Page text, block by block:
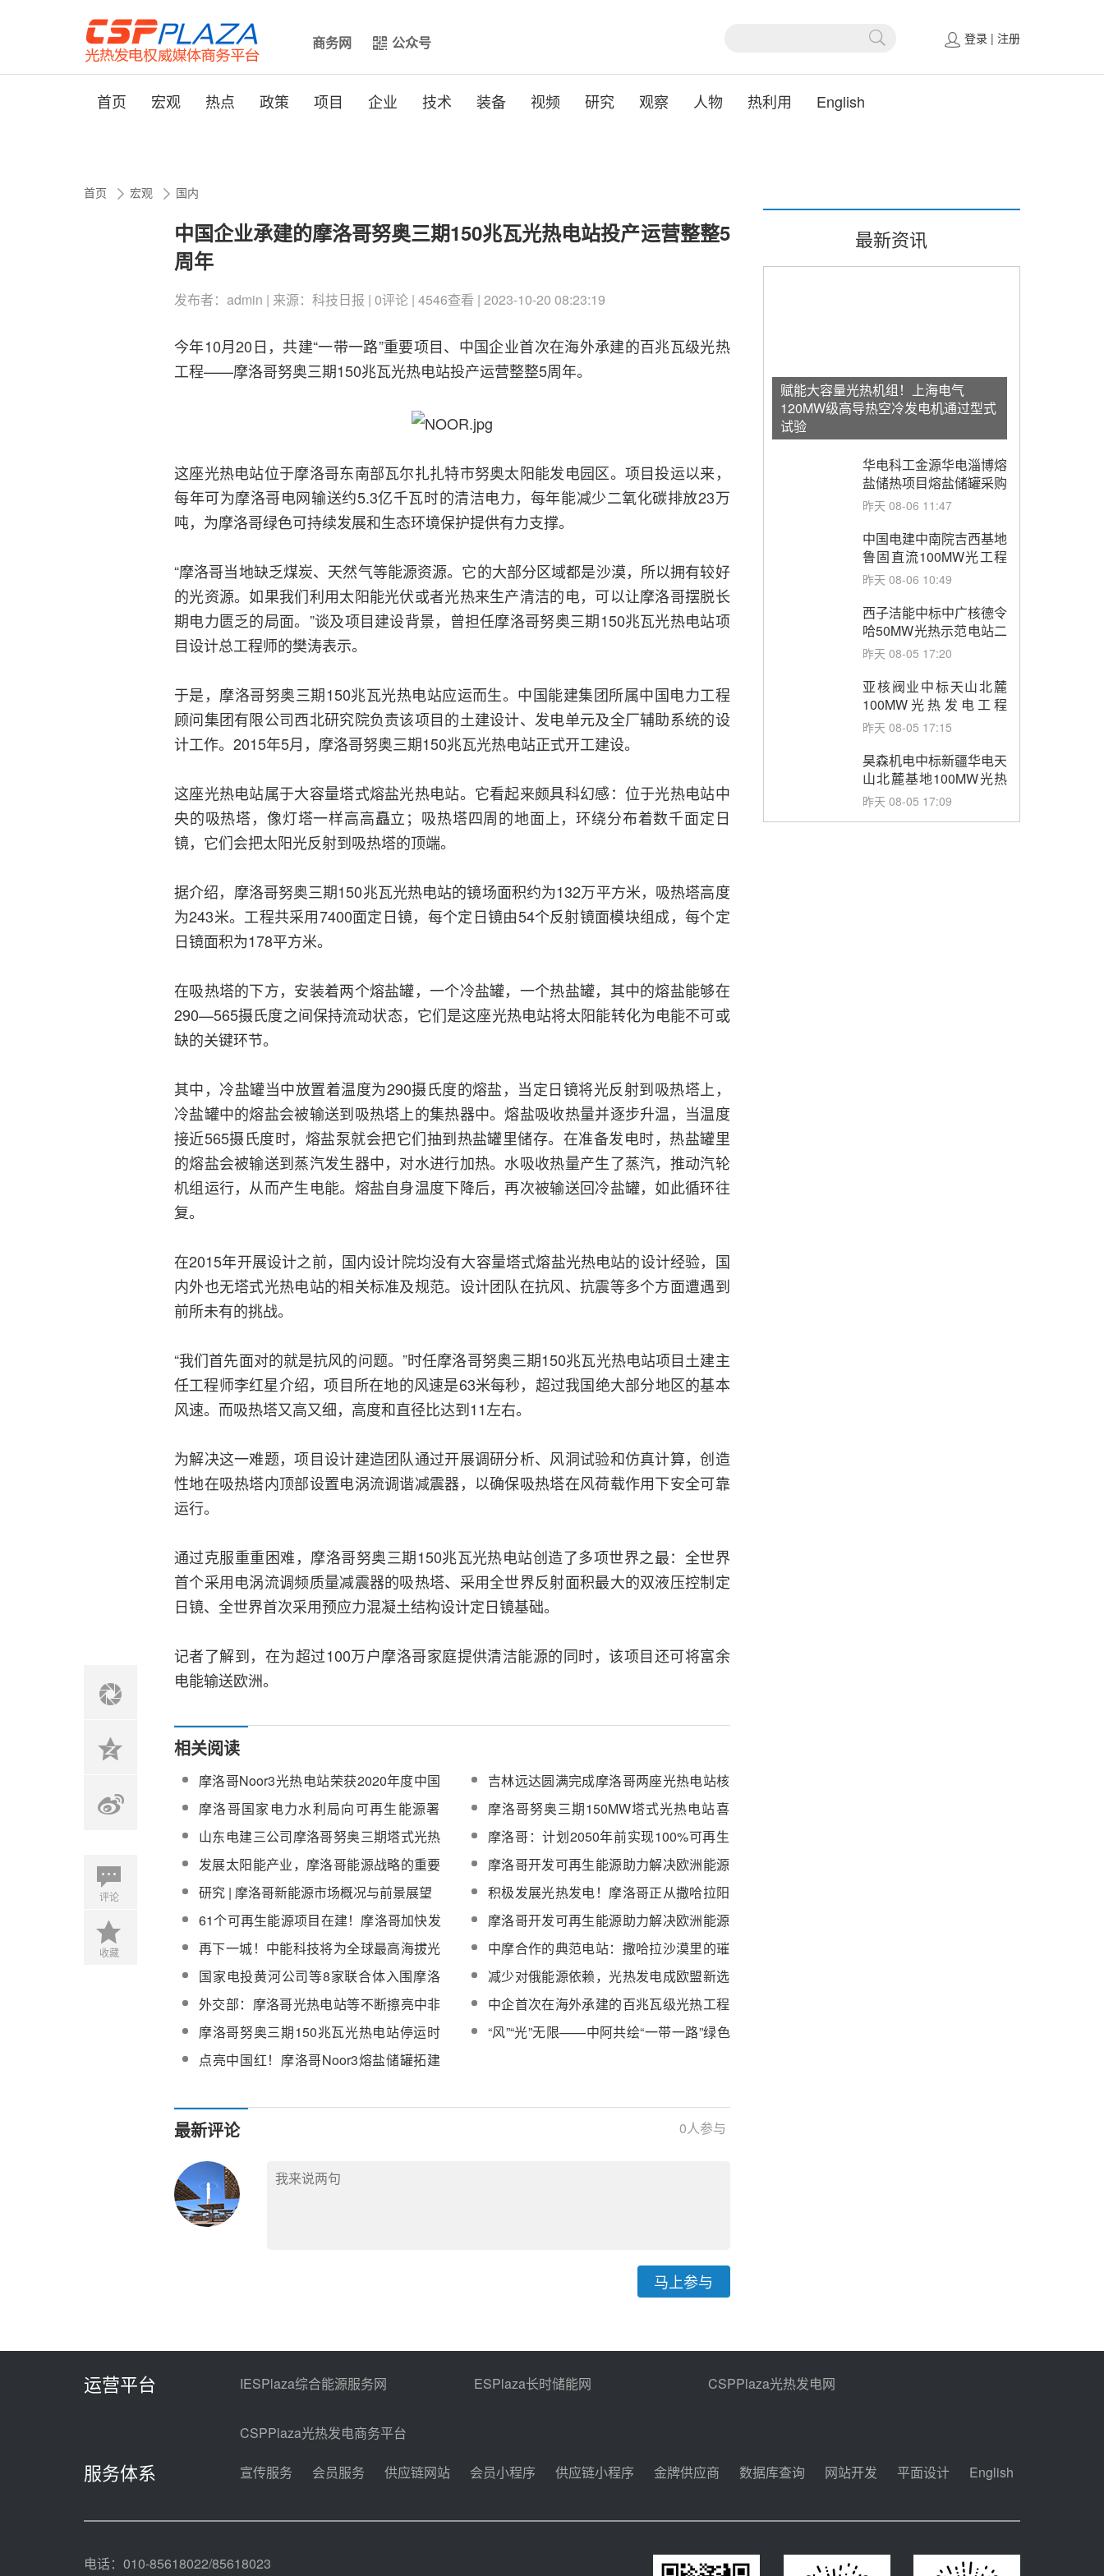
商务网 公众号 登录 | 注册
首页 宏观 热点 政策 项目 企业 技术 装备 视频 研究 观察 人物 热利用 English
首页 宏观 国内
中国企业承建的摩洛哥努奥三期150兆瓦光热电站投产运营整整5
周年
发布者：admin | 来源：科技日报 | 0评论 | 4546查看 | 2023-10-20 08:23:19
今年10月20日，共建“一带一路”重要项目、中国企业首次在海外承建的百兆瓦级光热
工程——摩洛哥努奥三期150兆瓦光热电站投产运营整整5周年。
这座光热电站位于摩洛哥东南部瓦尔扎扎特市努奥太阳能发电园区。项目投运以来，
每年可为摩洛哥电网输送约5.3亿千瓦时的清洁电力，每年能减少二氧化碳排放23万
吨，为摩洛哥绿色可持续发展和生态环境保护提供有力支撑。
“摩洛哥当地缺乏煤炭、天然气等能源资源。它的大部分区域都是沙漠，所以拥有较好
的光资源。如果我们利用太阳能光伏或者光热来生产清洁的电，可以让摩洛哥摆脱长
期电力匮乏的局面。”谈及项目建设背景，曾担任摩洛哥努奥三期150兆瓦光热电站项
目设计总工程师的樊涛表示。
于是，摩洛哥努奥三期150兆瓦光热电站应运而生。中国能建集团所属中国电力工程
顾问集团有限公司西北研究院负责该项目的土建设计、发电单元及全厂辅助系统的设
计工作。2015年5月，摩洛哥努奥三期150兆瓦光热电站正式开工建设。
这座光热电站属于大容量塔式熔盐光热电站。它看起来颇具科幻感：位于光热电站中
央的吸热塔，像灯塔一样高高矗立；吸热塔四周的地面上，环绕分布着数千面定日
镜，它们会把太阳光反射到吸热塔的顶端。
据介绍，摩洛哥努奥三期150兆瓦光热电站的镜场面积约为132万平方米，吸热塔高度
为243米。工程共采用7400面定日镜，每个定日镜由54个反射镜面模块组成，每个定
日镜面积为178平方米。
在吸热塔的下方，安装着两个熔盐罐，一个冷盐罐，一个热盐罐，其中的熔盐能够在
290—565摄氏度之间保持流动状态，它们是这座光热电站将太阳能转化为电能不可或
缺的关键环节。
其中，冷盐罐当中放置着温度为290摄氏度的熔盐，当定日镜将光反射到吸热塔上，
冷盐罐中的熔盐会被输送到吸热塔上的集热器中。熔盐吸收热量并逐步升温，当温度
接近565摄氏度时，熔盐泵就会把它们抽到热盐罐里储存。在准备发电时，热盐罐里
的熔盐会被输送到蒸汽发生器中，对水进行加热。水吸收热量产生了蒸汽，推动汽轮
机组运行，从而产生电能。熔盐自身温度下降后，再次被输送回冷盐罐，如此循环往
复。
在2015年开展设计之前，国内设计院均没有大容量塔式熔盐光热电站的设计经验，国
内外也无塔式光热电站的相关标准及规范。设计团队在抗风、抗震等多个方面遭遇到
前所未有的挑战。
“我们首先面对的就是抗风的问题。”时任摩洛哥努奥三期150兆瓦光热电站项目土建主
任工程师李红星介绍，项目所在地的风速是63米每秒，超过我国绝大部分地区的基本
风速。而吸热塔又高又细，高度和直径比达到11左右。
为解决这一难题，项目设计建造团队通过开展调研分析、风洞试验和仿真计算，创造
性地在吸热塔内顶部设置电涡流调谐减震器，以确保吸热塔在风荷载作用下安全可靠
运行。
通过克服重重困难，摩洛哥努奥三期150兆瓦光热电站创造了多项世界之最：全世界
首个采用电涡流调频质量减震器的吸热塔、采用全世界反射面积最大的双液压控制定
日镜、全世界首次采用预应力混凝土结构设计定日镜基础。
记者了解到，在为超过100万户摩洛哥家庭提供清洁能源的同时，该项目还可将富余
电能输送欧洲。
评论
收藏
相关阅读
摩洛哥Noor3光热电站荣获2020年度中国
电力优质工程（境外）奖项
吉林远达圆满完成摩洛哥两座光热电站核
心系统建设安装任务并获高度认可
摩洛哥国家电力水利局向可再生能源署
MASEN移交所有新能源项目
摩洛哥努奥三期150MW塔式光热电站喜
获国家优质工程金奖
山东电建三公司摩洛哥努奥三期塔式光热
电站项目纪实
摩洛哥：计划2050年前实现100%可再生
能源供电
发展太阳能产业，摩洛哥能源战略的重要
一环
摩洛哥开发可再生能源助力解决欧洲能源
危机
研究 | 摩洛哥新能源市场概况与前景展望
积极发展光热发电！摩洛哥正从撒哈拉阳
光中获益
61个可再生能源项目在建！摩洛哥加快发
展可再生能源
摩洛哥开发可再生能源助力解决欧洲能源
危机
再下一城！中能科技将为全球最高海拔光
热发电项目供应5600吨导热油
中摩合作的典范电站：撒哈拉沙漠里的璀
璨明珠
国家电投黄河公司等8家联合体入围摩洛
哥400MW光储项目招标
减少对俄能源依赖，光热发电成欧盟新选
项
外交部：摩洛哥光热电站等不断擦亮中非
高质量共建“一带一路”金字招牌
中企首次在海外承建的百兆瓦级光热工程
——摩洛哥努奥三期150兆瓦光热电站
摩洛哥努奥三期150兆瓦光热电站停运时
间延长
“风”“光”无限——中阿共绘“一带一路”绿色
点亮中国红！摩洛哥Noor3熔盐储罐拓建
最新评论 0人参与
马上参与
最新资讯
赋能大容量光热机组！上海电气
120MW级高导热空冷发电机通过型式
试验
华电科工金源华电淄博熔
盐储热项目熔盐储罐采购
昨天 08-06 11:47
中国电建中南院吉西基地
鲁固直流100MW光工程
性能试验采购
昨天 08-06 10:49
西子洁能中标中广核德令
哈50MW光热示范电站二
列蒸汽发生器设备采购
昨天 08-05 17:20
亚核阀业中标天山北麓
100MW光热发电工程
EPC总承包项目熔盐截
购
昨天 08-05 17:15
昊森机电中标新疆华电天
山北麓基地100MW光热
发电工程EPC总承包项
昨天 08-05 17:09
运营平台 IESPlaza综合能源服务网 ESPlaza长时储能网 CSPPlaza光热发电网
CSPPlaza光热发电商务平台
服务体系 宣传服务 会员服务 供应链网站 会员小程序 供应链小程序 金牌供应商 数据库查询 网站开发 平面设计 English
电话：010-85618022/85618023